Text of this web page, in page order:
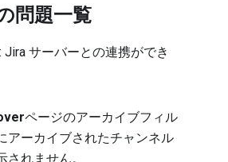
問題一覧
: Jira サーバーとの連携ができ
ページのアーカイブフィル
アーカイブされたチャンネル
されません。